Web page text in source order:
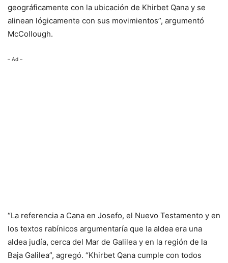
geográficamente con la ubicación de Khirbet Qana y se
alinean lógicamente con sus movimientos”, argumentó
McCollough.
– Ad –
“La referencia a Cana en Josefo, el Nuevo Testamento y en
los textos rabínicos argumentaría que la aldea era una
aldea judía, cerca del Mar de Galilea y en la región de la
Baja Galilea”, agregó. “Khirbet Qana cumple con todos